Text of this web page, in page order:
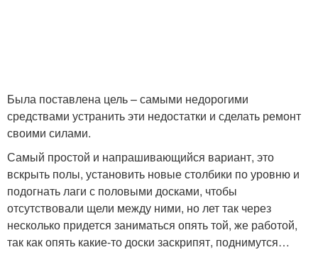
Была поставлена цель – самыми недорогими
средствами устранить эти недостатки и сделать ремонт
своими силами.
Самый простой и напрашивающийся вариант, это
вскрыть полы, установить новые столбики по уровню и
подогнать лаги с половыми досками, чтобы
отсутствовали щели между ними, но лет так через
несколько придется заниматься опять той, же работой,
так как опять какие-то доски заскрипят, поднимутся…